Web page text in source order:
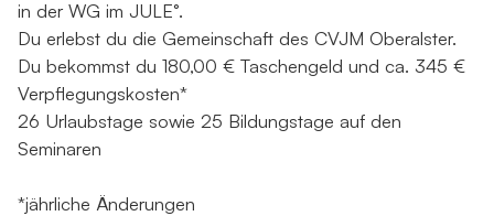
in der WG im JULE°.
Du erlebst du die Gemeinschaft des CVJM Oberalster.
Du bekommst du 180,00 € Taschengeld und ca. 345 €
Verpflegungskosten*
26 Urlaubstage sowie 25 Bildungstage auf den
Seminaren
*jährliche Änderungen